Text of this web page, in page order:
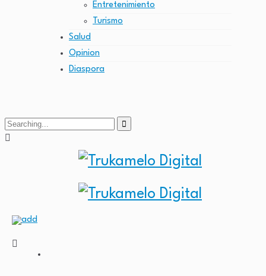
Entretenimiento
Turismo
Salud
Opinion
Diaspora